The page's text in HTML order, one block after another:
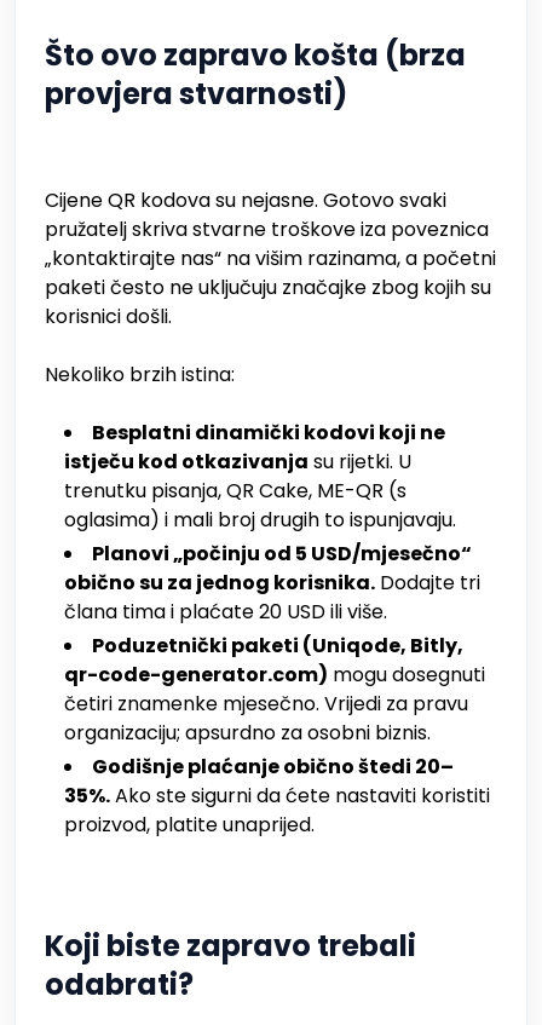
Što ovo zapravo košta (brza
provjera stvarnosti)
Cijene QR kodova su nejasne. Gotovo svaki
pružatelj skriva stvarne troškove iza poveznica
„kontaktirajte nas“ na višim razinama, a početni
paketi često ne uključuju značajke zbog kojih su
korisnici došli.
Nekoliko brzih istina:
Besplatni dinamički kodovi koji ne
istječu kod otkazivanja su rijetki. U
trenutku pisanja, QR Cake, ME-QR (s
oglasima) i mali broj drugih to ispunjavaju.
Planovi „počinju od 5 USD/mjesečno“
obično su za jednog korisnika. Dodajte tri
člana tima i plaćate 20 USD ili više.
Poduzetnički paketi (Uniqode, Bitly,
qr-code-generator.com) mogu dosegnuti
četiri znamenke mjesečno. Vrijedi za pravu
organizaciju; apsurdno za osobni biznis.
Godišnje plaćanje obično štedi 20–
35%.Ako ste sigurni da ćete nastaviti koristiti
proizvod, platite unaprijed.
Koji biste zapravo trebali
odabrati?